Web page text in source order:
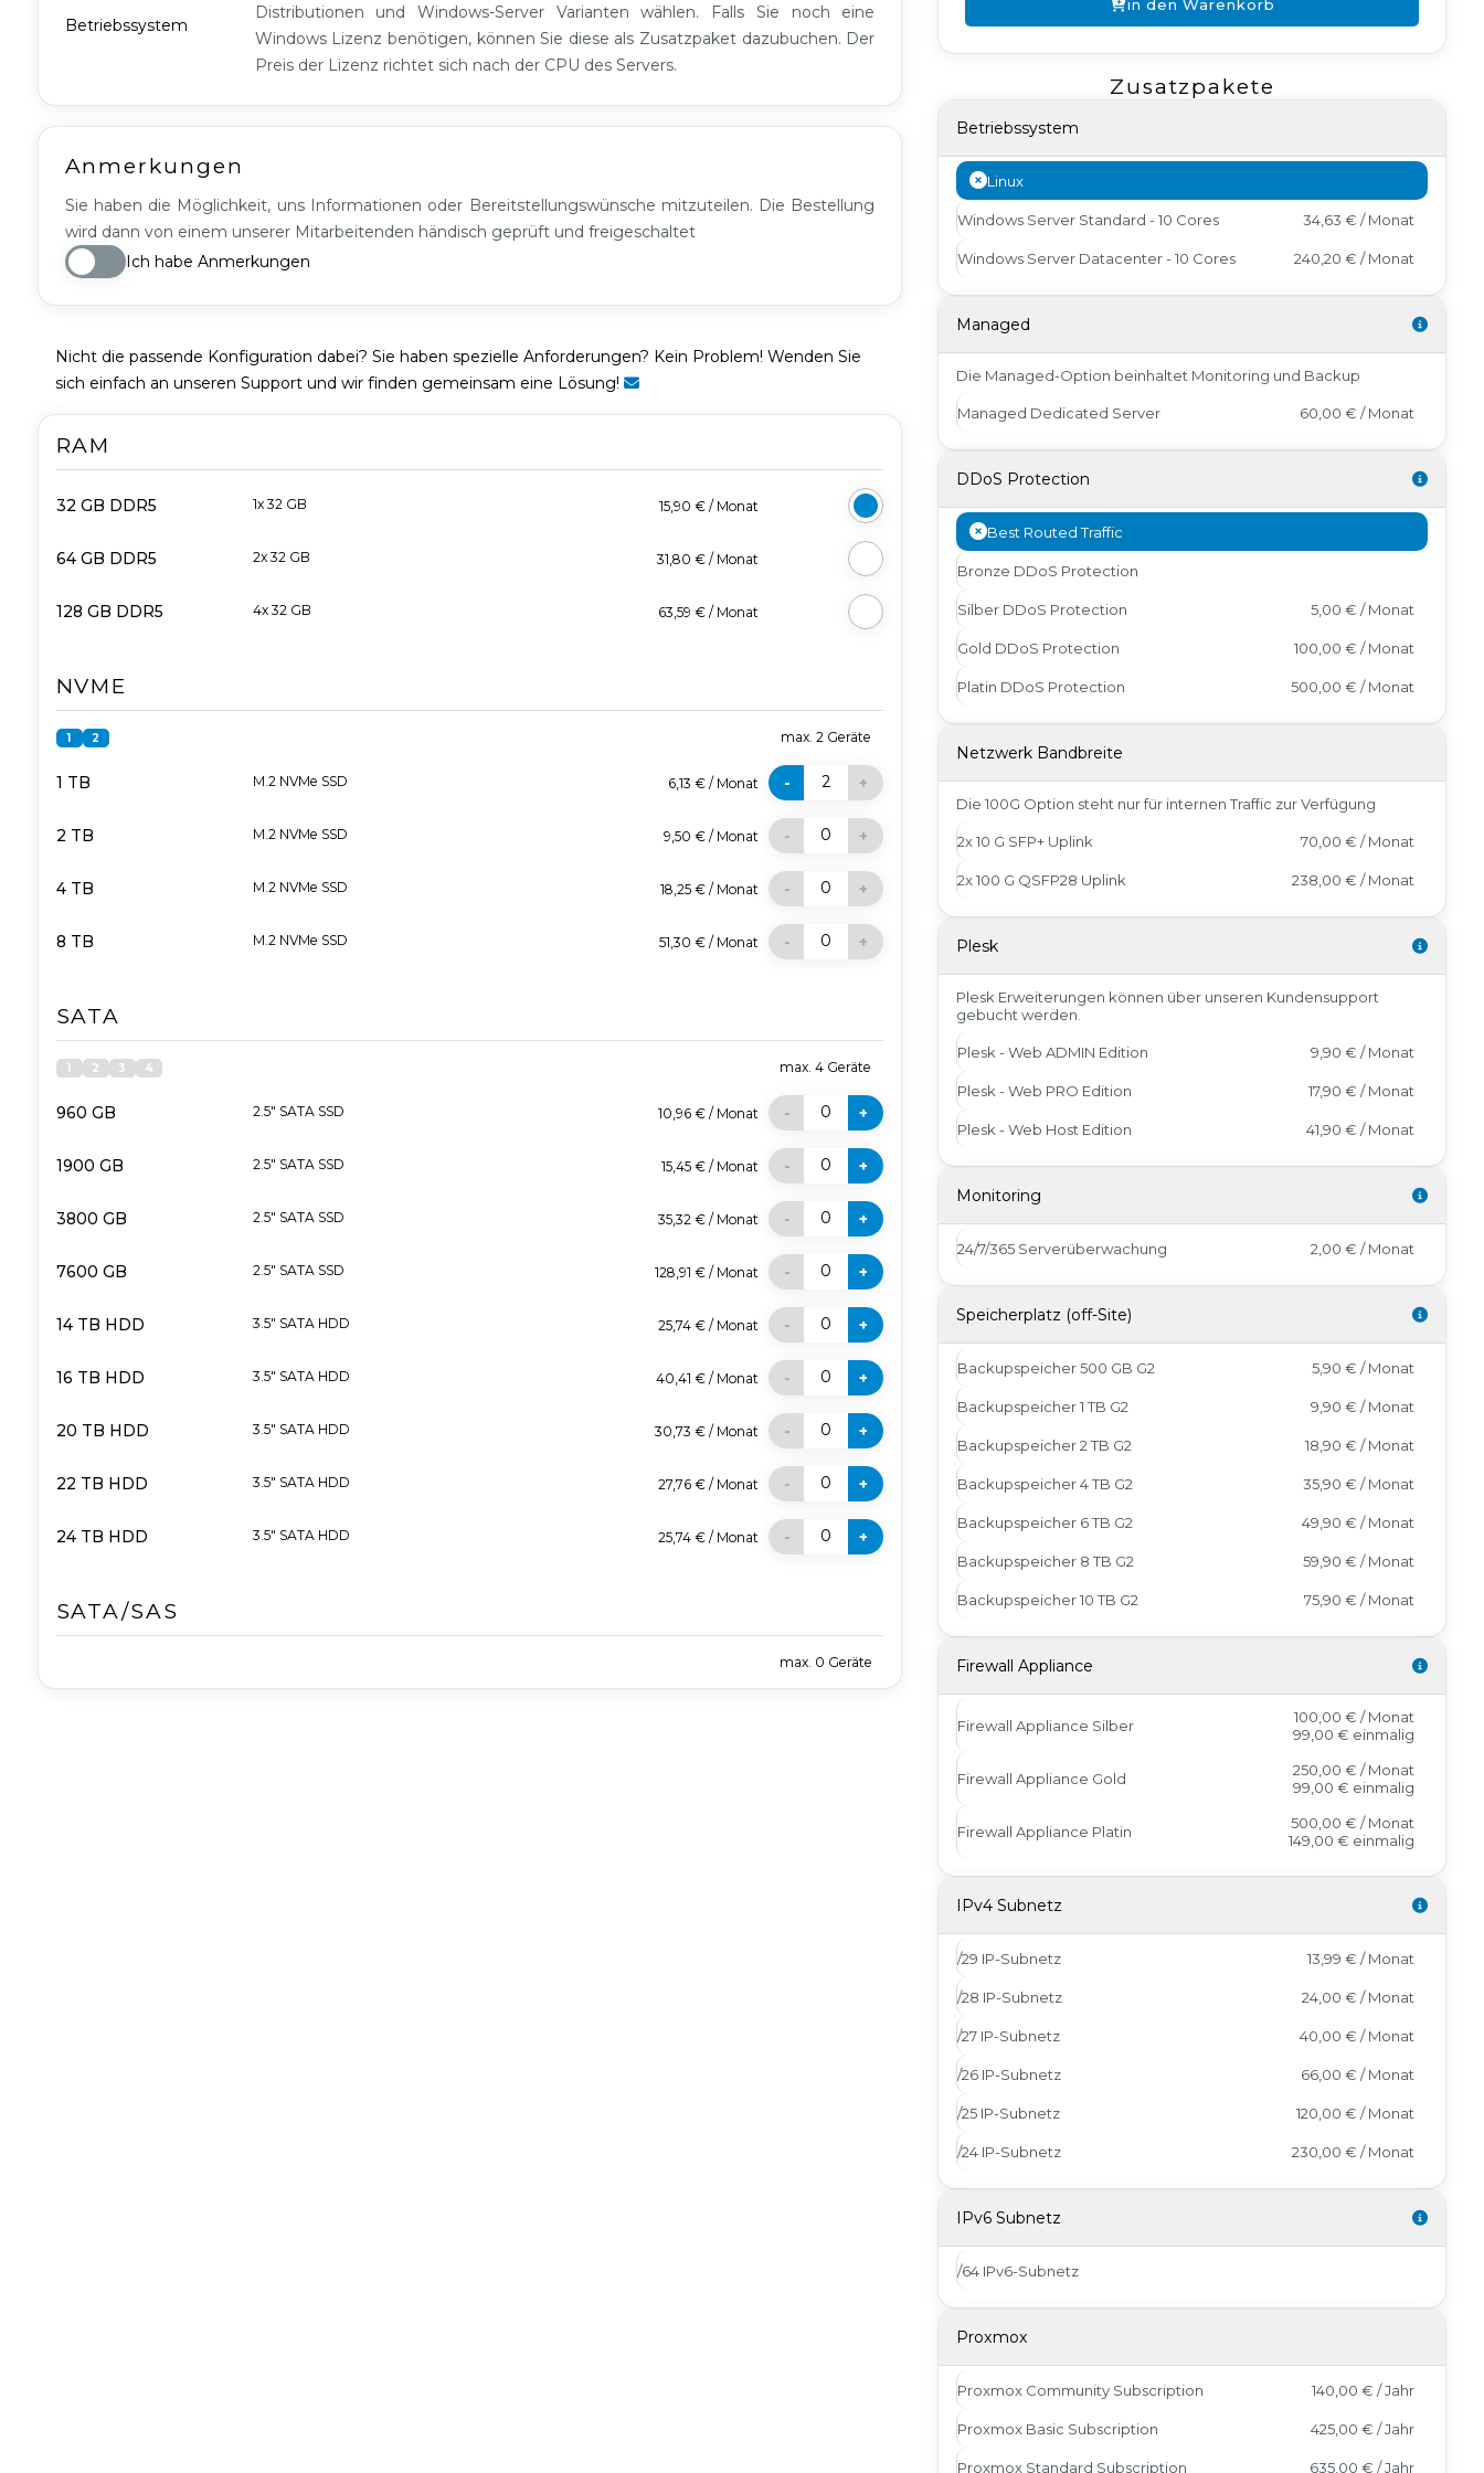
Betriebssystem
Distributionen und Windows-Server Varianten wählen. Falls Sie noch eine
Windows Lizenz benötigen, können Sie diese als Zusatzpaket dazubuchen. Der
Preis der Lizenz richtet sich nach der CPU des Servers.
Anmerkungen
Sie haben die Möglichkeit, uns Informationen oder Bereitstellungswünsche mitzuteilen. Die Bestellung
wird dann von einem unserer Mitarbeitenden händisch geprüft und freigeschaltet
Ich habe Anmerkungen
Nicht die passende Konfiguration dabei? Sie haben spezielle Anforderungen? Kein Problem! Wenden Sie
sich einfach an unseren Support und wir finden gemeinsam eine Lösung!
RAM
32 GB DDR5 1x 32 GB 15,90 € / Monat
64 GB DDR5 2x 32 GB 31,80 € / Monat
128 GB DDR5 4x 32 GB 63,59 € / Monat
NVME
1 2 max. 2 Geräte
1 TB M.2 NVMe SSD 6,13 € / Monat - 2 +
2 TB M.2 NVMe SSD 9,50 € / Monat - 0 +
4 TB M.2 NVMe SSD 18,25 € / Monat - 0 +
8 TB M.2 NVMe SSD 51,30 € / Monat - 0 +
SATA
1 2 3 4 max.4 Geräte
960 GB 2.5" SATA SSD 10,96 € / Monat - 0 +
1900 GB 2.5" SATA SSD 15,45 € / Monat - 0 +
3800 GB 2.5" SATA SSD 35,32 € / Monat - 0 +
7600 GB 2.5" SATA SSD 128,91 € / Monat - 0 +
14 TB HDD 3.5" SATA HDD 25,74 € / Monat - 0 +
16 TB HDD 3.5" SATA HDD 40,41 € / Monat - 0 +
20 TB HDD 3.5" SATA HDD 30,73 € / Monat - 0 +
22 TB HDD 3.5" SATA HDD 27,76 € / Monat - 0 +
24 TB HDD 3.5" SATA HDD 25,74 € / Monat - 0 +
SATA/SAS
max. 0 Geräte
in den Warenkorb
Zusatzpakete
Betriebssystem
Linux
Windows Server Standard - 10 Cores 34,63 € / Monat
Windows Server Datacenter - 10 Cores 240,20 € / Monat
Managed
Die Managed-Option beinhaltet Monitoring und Backup
Managed Dedicated Server 60,00 € / Monat
DDoS Protection
Best Routed Traffic
Bronze DDoS Protection
Silber DDoS Protection 5,00 € / Monat
Gold DDoS Protection 100,00 € / Monat
Platin DDoS Protection 500,00 € / Monat
Netzwerk Bandbreite
Die 100G Option steht nur für internen Traffic zur Verfügung
2x 10 G SFP+ Uplink 70,00 € / Monat
2x 100 G QSFP28 Uplink 238,00 € / Monat
Plesk
Plesk Erweiterungen können über unseren Kundensupport
gebucht werden.
Plesk - Web ADMIN Edition 9,90 € / Monat
Plesk - Web PRO Edition 17,90 € / Monat
Plesk - Web Host Edition 41,90 € / Monat
Monitoring
24/7/365 Serverüberwachung 2,00 € / Monat
Speicherplatz (off-Site)
Backupspeicher 500 GB G2 5,90 € / Monat
Backupspeicher 1 TB G2 9,90 € / Monat
Backupspeicher 2 TB G2 18,90 € / Monat
Backupspeicher 4 TB G2 35,90 € / Monat
Backupspeicher 6 TB G2 49,90 € / Monat
Backupspeicher 8 TB G2 59,90 € / Monat
Backupspeicher 10 TB G2 75,90 € / Monat
Firewall Appliance
Firewall Appliance Silber
100,00 € / Monat
99,00 € einmalig
Firewall Appliance Gold
250,00 € / Monat
99,00 € einmalig
Firewall Appliance Platin
500,00 € / Monat
149,00 € einmalig
IPv4 Subnetz
/29 IP-Subnetz 13,99 € / Monat
/28 IP-Subnetz 24,00 € / Monat
/27 IP-Subnetz 40,00 € / Monat
/26 IP-Subnetz 66,00 € / Monat
/25 IP-Subnetz 120,00 € / Monat
/24 IP-Subnetz 230,00 € / Monat
IPv6 Subnetz
/64 IPv6-Subnetz
Proxmox
Proxmox Community Subscription 140,00 € / Jahr
Proxmox Basic Subscription 425,00 € / Jahr
Proxmox Standard Subscription 635,00 € / Jahr